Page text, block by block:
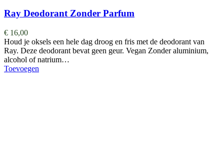
Ray Deodorant Zonder Parfum
€ 16,00
Houd je oksels een hele dag droog en fris met de deodorant van
Ray. Deze deodorant bevat geen geur. Vegan Zonder aluminium,
alcohol of natrium…
Toevoegen